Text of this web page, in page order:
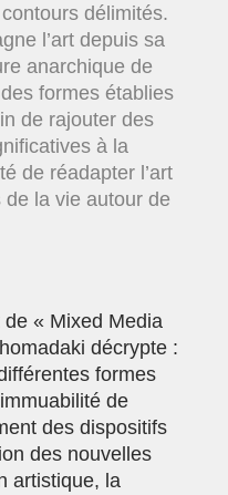
délimités.
l’art depuis sa
anarchique de
formes établies
de rajouter des
à la
de réadapter l’art
la vie autour de
« Mixed Media
décrypte :
formes
de
des dispositifs
des nouvelles
artistique, la